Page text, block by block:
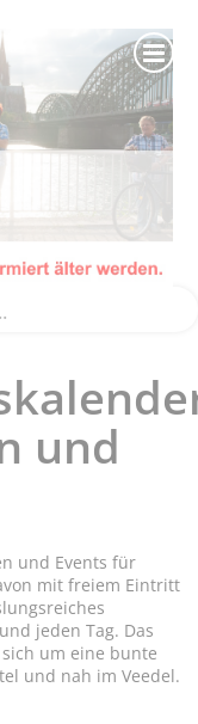
und
und Events für
mit freiem Eintritt
jeden Tag. Das
um eine bunte
und nah im Veedel.